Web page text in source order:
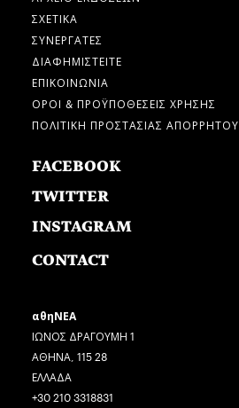
ΣΧΕΤΙΚΑ
ΣΥΝΕΡΓΑΤΕΣ
ΔΙΑΦΗΜΙΣΤΕΙΤΕ
ΕΠΙΚΟΙΝΩΝΙΑ
ΟΡΟΙ & ΠΡΟΫΠΟΘΕΣΕΙΣ ΧΡΗΣΗΣ
ΠΟΛΙΤΙΚΗ ΠΡΟΣΤΑΣΙΑΣ ΑΠΟΡΡΗΤΟΥ
FACEBOOK
TWITTER
INSTAGRAM
CONTACT
αθηΝΕΑ
ΙΩΝΟΣ ΔΡΑΓΟΥΜΗ 1
ΑΘΗΝΑ, 115 28
ΕΛΛΑΔΑ
+30 210 3318831